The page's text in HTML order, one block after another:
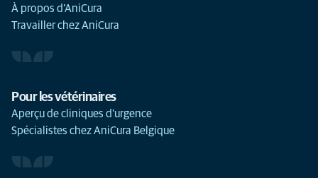
À propos d’AniCura
Travailler chez AniCura
Pour les vétérinaires
Aperçu de cliniques d'urgence
Spécialistes chez AniCura Belgique